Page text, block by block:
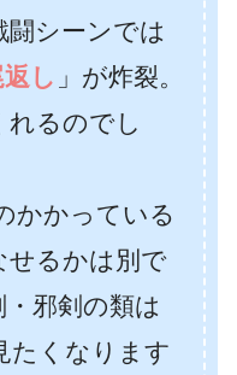
闘シーンでは
し 」が炸裂。
れるのでし
かかっている
せるかは別で
邪剣の類は
たくなります